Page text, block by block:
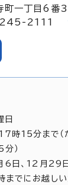
町一丁目6番
245-2111
日
時15分まで（
）
6日、12月29
までにお越し